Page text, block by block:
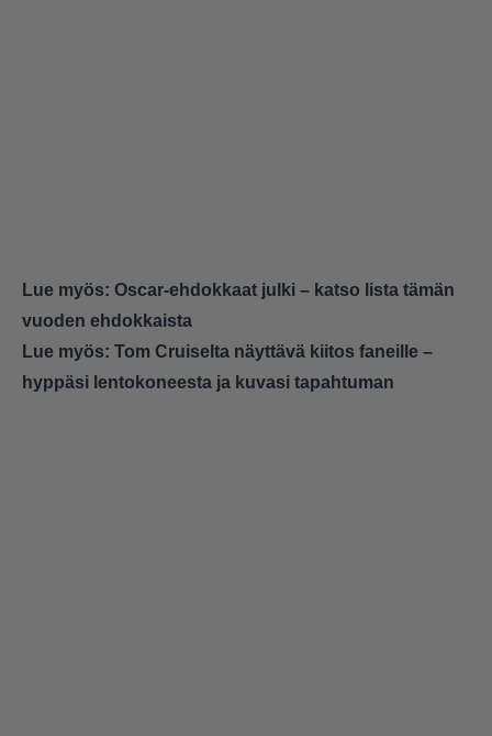
Lue myös: Oscar-ehdokkaat julki – katso lista tämän
vuoden ehdokkaista
Lue myös: Tom Cruiselta näyttävä kiitos faneille –
hyppäsi lentokoneesta ja kuvasi tapahtuman